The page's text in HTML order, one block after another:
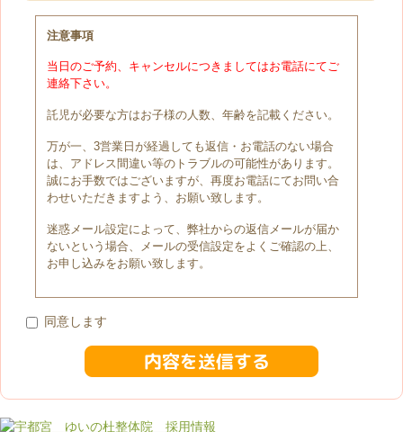
注意事項
当日のご予約、キャンセルにつきましてはお電話にてご
連絡下さい。
託児が必要な方はお子様の人数、年齢を記載ください。
万が一、3営業日が経過しても返信・お電話のない場合
は、アドレス間違い等のトラブルの可能性があります。
誠にお手数ではございますが、再度お電話にてお問い合
わせいただきますよう、お願い致します。
迷惑メール設定によって、弊社からの返信メールが届か
ないという場合、メールの受信設定をよくご確認の上、
お申し込みをお願い致します。
同意します